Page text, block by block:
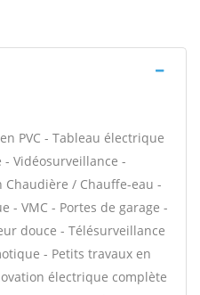
PVC - Tableau électrique
Vidéosurveillance -
/ Chauffe-eau -
- VMC - Portes de garage -
douce - Télésurveillance
- Petits travaux en
électrique complète